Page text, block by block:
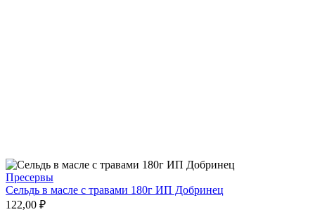
Пресервы
Сельдь в масле с травами 180г ИП Добринец
122,00 ₽